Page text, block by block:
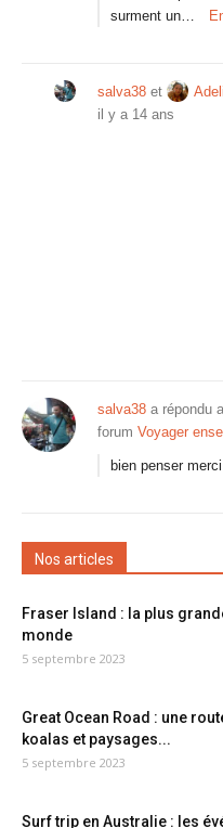
surment un…
salva38 et
il y a 14 ans
salva38 a répondu
forum Voyager
bien penser merci
Nos articles
Fraser Island : la plus
monde
5 septembre 2023
Great Ocean Road : une
koalas et paysages...
5 septembre 2023
Surf trip en Australie : les